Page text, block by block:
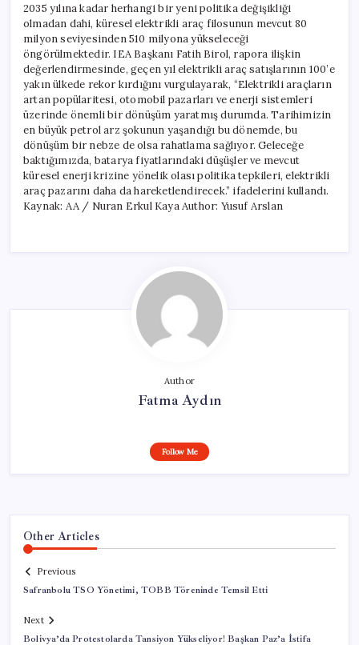
2035 yılına kadar herhangi bir yeni politika değişikliği
olmadan dahi, küresel elektrikli araç filosunun mevcut 80
milyon seviyesinden 510 milyona yükseleceği
öngörülmektedir. IEA Başkanı Fatih Birol, rapora ilişkin
değerlendirmesinde, geçen yıl elektrikli araç satışlarının 100’e
yakın ülkede rekor kırdığını vurgulayarak, “Elektrikli araçların
artan popülaritesi, otomobil pazarları ve enerji sistemleri
üzerinde önemli bir dönüşüm yaratmış durumda. Tarihimizin
en büyük petrol arz şokunun yaşandığı bu dönemde, bu
dönüşüm bir nebze de olsa rahatlama sağlıyor. Geleceğe
baktığımızda, batarya fiyatlarındaki düşüşler ve mevcut
küresel enerji krizine yönelik olası politika tepkileri, elektrikli
araç pazarını daha da hareketlendirecek.” ifadelerini kullandı.
Kaynak: AA / Nuran Erkul Kaya Author: Yusuf Arslan
Author
Fatma Aydın
Follow Me
Other Articles
Previous
Safranbolu TSO Yönetimi, TOBB Töreninde Temsil Etti
Next
Bolivya’da Protestolarda Tansiyon Yükseliyor! Başkan Paz’a İstifa